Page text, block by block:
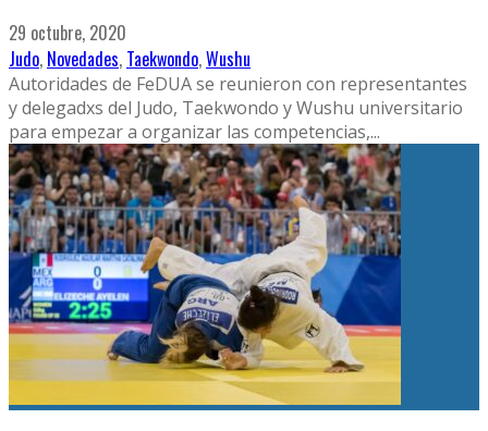
29 octubre, 2020
Judo, Novedades, Taekwondo,Wushu
Autoridades de FeDUA se reunieron con representantes
y delegadxs del Judo, Taekwondo y Wushu universitario
para empezar a organizar las competencias,...